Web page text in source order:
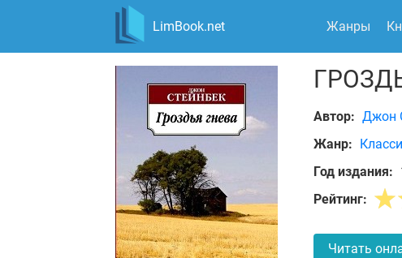
LimBook.net Жанры
Автор: Джон
Жанр:
Год издания:
Рейтинг:
Читать